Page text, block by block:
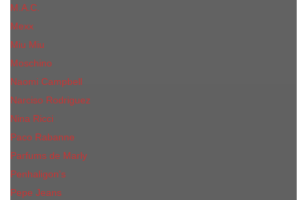
M.А.C.
Mexx
Miu Miu
Mоsсhino
Naomi Campbell
Narciso Rodriguez
Nina Ricci
Paco Rabanne
Parfums de Marly
Penhaligon's
Pepe Jeans